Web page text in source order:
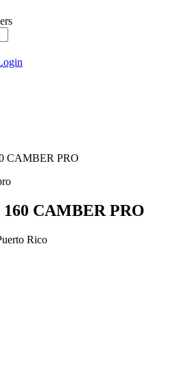
CAMBER PRO
CAMBER PRO
Rico